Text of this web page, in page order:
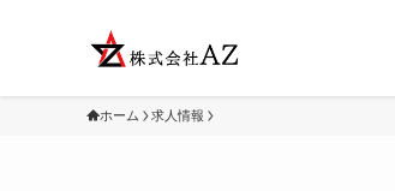
ホーム 求人情報